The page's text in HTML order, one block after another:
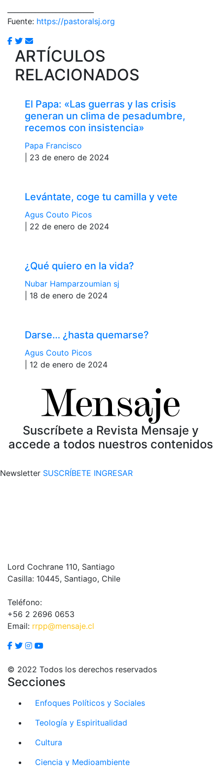
Fuente: https://pastoralsj.org
ARTÍCULOS
RELACIONADOS
El Papa: «Las guerras y las crisis
generan un clima de pesadumbre,
recemos con insistencia»
Papa Francisco
| 23 de enero de 2024
Levántate, coge tu camilla y vete
Agus Couto Picos
| 22 de enero de 2024
¿Qué quiero en la vida?
Nubar Hamparzoumian sj
| 18 de enero de 2024
Darse… ¿hasta quemarse?
Agus Couto Picos
| 12 de enero de 2024
Suscríbete a Revista Mensaje y
accede a todos nuestros contenidos
Newsletter SUSCRÍBETE INGRESAR
Lord Cochrane 110, Santiago
Casilla: 10445, Santiago, Chile
Teléfono:
+56 2 2696 0653
Email: rrpp@mensaje.cl
© 2022 Todos los derechos reservados
Secciones
Enfoques Políticos y Sociales
Teología y Espiritualidad
Cultura
Ciencia y Medioambiente